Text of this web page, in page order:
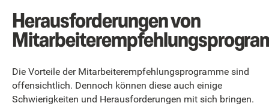
Herausforderungen von
Die Vorteile der Mitarbeiterempfehlungsprogramme sind
offensichtlich. Dennoch können diese auch einige
Schwierigkeiten und Herausforderungen mit sich bringen.